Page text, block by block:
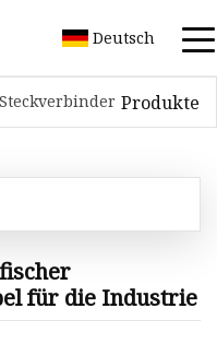
Deutsch
Produkte
für die Industrie